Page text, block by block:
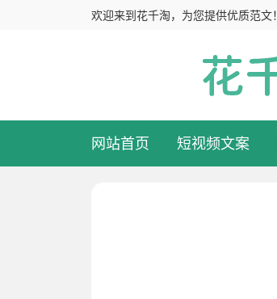
欢迎来到花千淘，为您提供优质范文！
网站首页 短视频文案